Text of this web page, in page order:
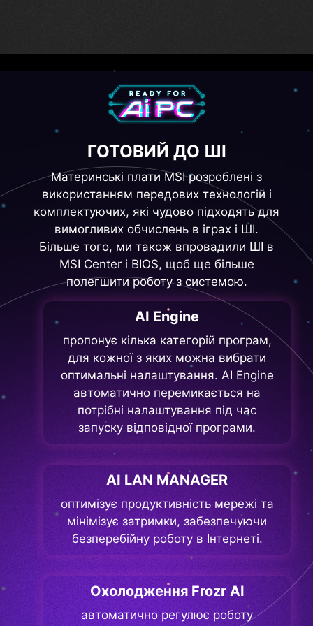
ГОТОВИЙ ДО ШІ
Материнські плати MSI розроблені з
використанням передових технологій і
комплектуючих, які чудово підходять для
вимогливих обчислень в іграх і ШІ.
Більше того, ми також впровадили ШІ в
MSI Center і BIOS, щоб ще більше
полегшити роботу з системою.
AI Engine
пропонує кілька категорій програм,
для кожної з яких можна вибрати
оптимальні налаштування. AI Engine
автоматично перемикається на
потрібні налаштування під час
запуску відповідної програми.
AI LAN MANAGER
оптимізує продуктивність мережі та
мінімізує затримки, забезпечуючи
безперебійну роботу в Інтернеті.
Охолодження Frozr AI
автоматично регулює роботу